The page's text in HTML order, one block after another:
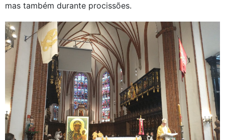
mas também durante procissões.